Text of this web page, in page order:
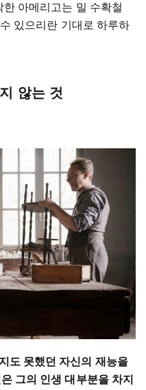
아메리고는 밀 수확철
있으리란 기대로 하루하
않는 것
도 못했던 자신의 재능을
그의 인생 대부분을 차지